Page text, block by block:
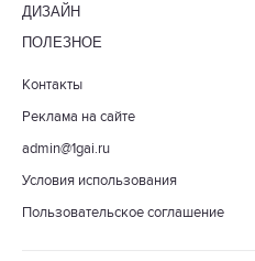
ДИЗАЙН
ПОЛЕЗНОЕ
Контакты
Реклама на сайте
admin@1gai.ru
Условия использования
Пользовательское соглашение